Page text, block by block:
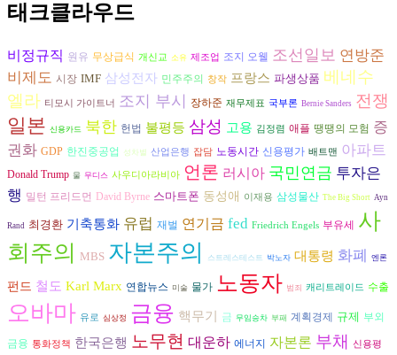
태크클라우드
비정규직 원유 무상급식 개신교 소유 제조업 조지 오웰 조선일보 연방준
비제도 시장 IMF 삼성전자 민주주의 창작 프랑스 파생상품 베네수
엘라 티모시 가이트너 조지 부시 장하준 재무제표 국부론 Bernie Sanders 전쟁
일본 신용카드 북한 헌법 불평등 삼성 고용 김정렴 애플 땡땡의 모험 증
권화 GDP 한진중공업 성차별 산업은행 잡담 노동시간 신용평가 배트맨 아파트
Donald Trump 물 무디스 사우디아라비아 언론 러시아 국민연금 투자은
행 밀턴 프리드먼 David Byrne 스마트폰 동성애 이재용 삼성물산 The Big Short Ayn
Rand 최경환 기축통화 유럽 재벌 연기금 fed Friedrich Engels 부유세
사
회주의
MBS 자본주의 스트레스테스트 박노자 대통령 화폐 엔론
펀드 철도 Karl Marx 연합뉴스 미술 물가 노동자 범죄 캐리트레이드 수출
오바마 유로 심상정 금융 핵무기 금 무임승차 부패 계획경제 규제 부외
금융 통화정책 한국은행 노무현 대운하 에너지 자본론 부채 신용평